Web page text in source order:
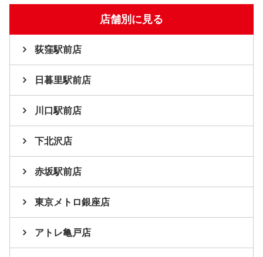
店舗別に見る
荻窪駅前店
日暮里駅前店
川口駅前店
下北沢店
赤坂駅前店
東京メトロ銀座店
アトレ亀戸店